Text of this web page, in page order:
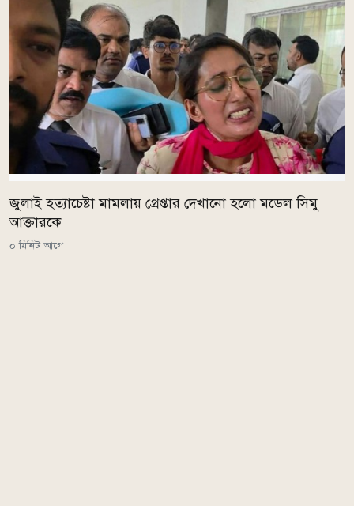
জুলাই হত্যাচেষ্টা মামলায় গ্রেপ্তার দেখানো হলো মডেল সিমু
আক্তারকে
০ মিনিট আগে